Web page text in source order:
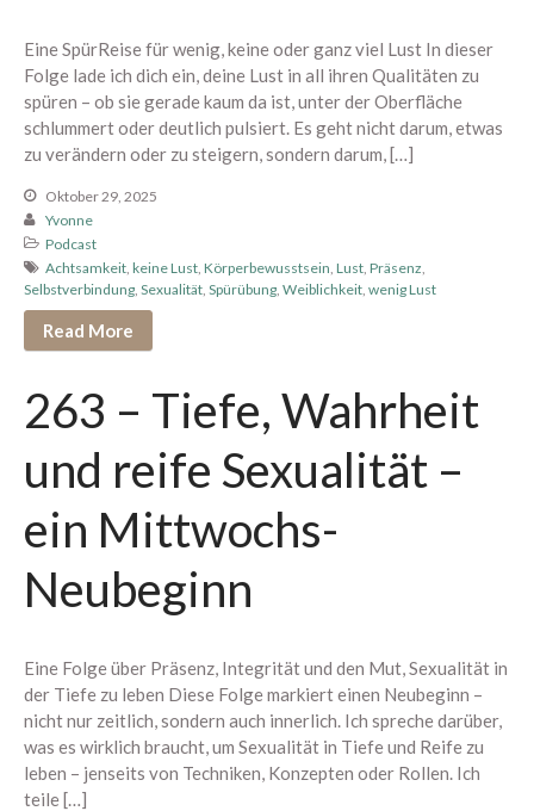
April 2026
März 2026
Februar 2026
Januar 2026
Oktober 2025
September 2025
Juni 2025
April 2025
Februar 2025
August 2024
Juli 2024
Juni 2024
Mai 2024
Eine SpürReise für wenig, keine oder ganz viel Lust In dieser
Folge lade ich dich ein, deine Lust in all ihren Qualitäten zu
spüren – ob sie gerade kaum da ist, unter der Oberfläche
schlummert oder deutlich pulsiert. Es geht nicht darum, etwas
zu verändern oder zu steigern, sondern darum, […]
Oktober 29, 2025
Yvonne
Podcast
Achtsamkeit keine Lust Körperbewusstsein Lust Präsenz
Selbstverbindung Sexualität Spürübung Weiblichkeit wenig Lust
Read More
263 – Tiefe, Wahrheit
und reife Sexualität –
ein Mittwochs-
Neubeginn
Eine Folge über Präsenz, Integrität und den Mut, Sexualität in
der Tiefe zu leben Diese Folge markiert einen Neubeginn –
nicht nur zeitlich, sondern auch innerlich. Ich spreche darüber,
was es wirklich braucht, um Sexualität in Tiefe und Reife zu
leben – jenseits von Techniken, Konzepten oder Rollen. Ich
teile […]